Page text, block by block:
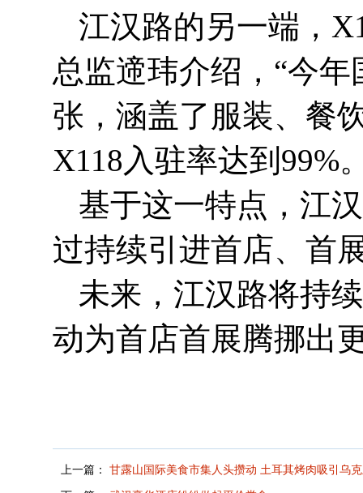
江汉路的另一端，
总监遆玮介绍，“今
张，涵盖了服装、餐
X118入驻率达到99%
基于这一特点，江
过持续引进首店、首
未来，江汉路将持
动为首店首展腾挪出
上一篇： 甘露山国际美食市集人头攒动 土耳其烤肉吸引乌